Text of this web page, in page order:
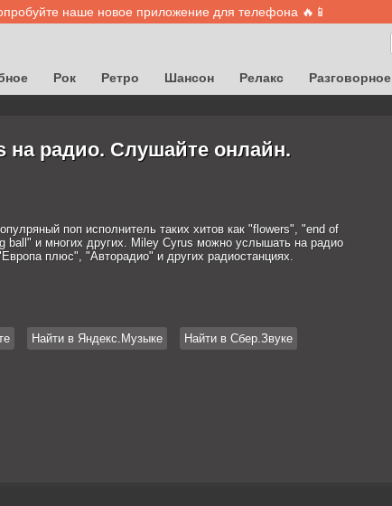
наше новое приложение для телефона 🔥📱
Рок Ретро Шансон Релакс Разговорное
на радио. Слушайте онлайн.
поп исполнитель таких хитов как "flowers", "end of
ball" и многих других. Miley Cyrus можно услышать на радио
плюс", "Авторадио" и других радиостанциях.
Найти в Яндекс.Музыке Найти в Сбер.Звуке